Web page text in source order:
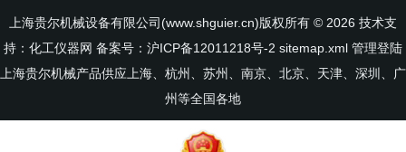
上海贵尔机械设备有限公司(www.shguier.cn)版权所有 © 2026 技术支
持： 化工仪器网 备案号：沪ICP备12011218号-2 sitemap.xml 管理登陆
上海贵尔机械产品供应上海、杭州、苏州、南京、北京、天津、深圳、广
州等全国各地